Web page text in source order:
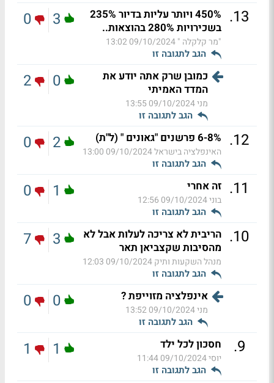
13
.
450% ויותר עליות בדיור 235%
בשכירויות 280% בהוצאות..
"מר קלקלה "09/10/2024 13:02
הגב לתגובה זו
3
0
כמובן שרק אתה יודע את
המדד האמיתי
מני09/10/2024 13:55
הגב לתגובה זו
0
2
12
. 6-8% פרשנים "גאונים " (ל"ת)
האינפלציה בישראל09/10/2024 13:00
הגב לתגובה זו
2
0
11
. זה אחרי
בוני09/10/2024 12:56
הגב לתגובה זו
1
0
10
. הריבית לא צריכה לעלות אבל לא
מהסיבות שקצביאן תאר
מנהל השקעות ותיק09/10/2024 12:03
הגב לתגובה זו
3
7
אינפלציה מזוייפת ?
מני09/10/2024 13:52
הגב לתגובה זו
0
0
9
. חסכון לכל ילד
יוסי09/10/2024 11:44
הגב לתגובה זו
1
1